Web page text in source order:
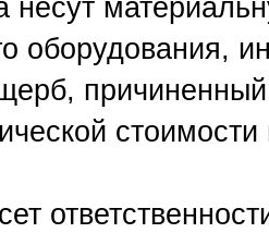
несут
оборудования,